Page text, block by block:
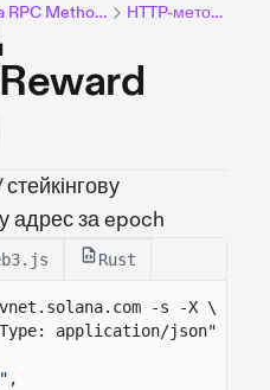
Solana RPC Methods HTTP-методи
адрес за epoch
Rust
-s -X \
application/json" -d
,